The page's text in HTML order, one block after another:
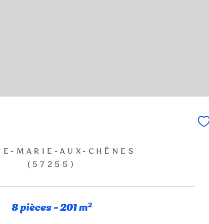
MARIE-AUX-CHÊNES
(57255)
8 pièces - 201 m²